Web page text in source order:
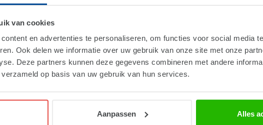
van cookies
en advertenties te personaliseren, om functies voor social media
Ook delen we informatie over uw gebruik van onze site met onze
Deze partners kunnen deze gegevens combineren met andere
op basis van uw gebruik van hun services.
Aanpassen Alles
€ 0,162 From€ 0,162